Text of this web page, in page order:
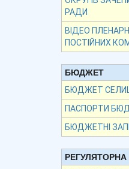
РАДИ
ВІДЕО
ПОСТІЙНИХ
БЮДЖЕТ
БЮДЖЕТ
ПАСПОРТИ
БЮДЖЕТНІ
РЕГУЛЯТОРНА